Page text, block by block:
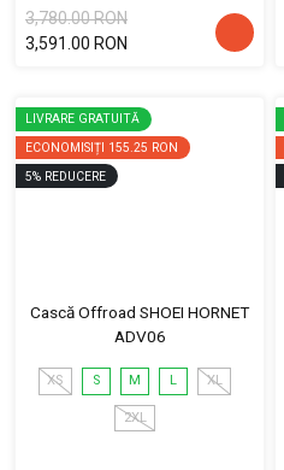
3,780.00 RON
3,591.00 RON
LIVRARE GRATUITĂ
ECONOMISIȚI 155.25 RON
5% REDUCERE
Cască Offroad SHOEI HORNET
ADV06
XS S M L XL
2XL